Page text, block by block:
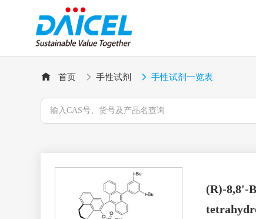
首页 手性试剂 手性试剂一览表
(R)-8,8'-